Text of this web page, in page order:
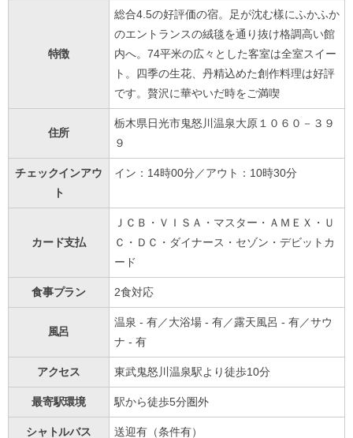
特徴
総合4.5の好評価の宿。足が沈む樣にふかふか
のエントランスの絨毯を通り抜け格調高い館
内へ。74平米の広々とした客室は全室スイー
ト。四季の生花、丹精込めた創作料理は好評
です。贅沢に華やいだ時をご満喫
住所
栃木県日光市鬼怒川温泉大原１０６０－３９
９
チェックインアウ
ト
イン：14時00分／アウト：10時30分
カード支払
ＪＣＢ・ＶＩＳＡ・マスター・ＡＭＥＸ・Ｕ
Ｃ・ＤＣ・ダイナース・セゾン・デビットカ
ード
食事プラン 2食対応
風呂
温泉 - 有／大浴場 - 有／露天風呂 - 有／サウ
ナ - 有
アクセス 東武鬼怒川温泉駅より徒歩10分
最寄駅環境 駅から徒歩5分圏外
シャトルバス 送迎有（条件有）